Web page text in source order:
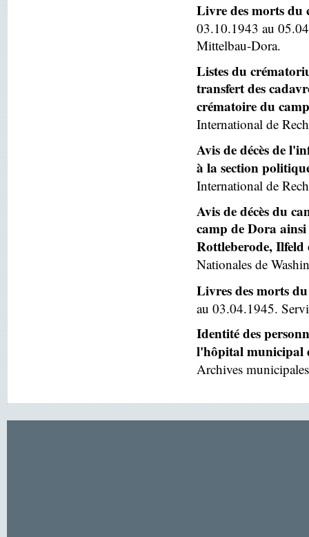
Livre des morts du
03.10.1943 au
Mittelbau-Dora.
Listes du
transfert des
crématoire du
International de
Avis de décès de
à la section
International de
Avis de décès du
camp de Dora
Rottleberode, Ilfeld
Nationales de
Livres des morts
au 03.04.1945.
Identité des
l'hôpital municipal
Archives